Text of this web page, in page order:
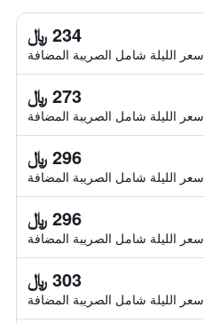
234 ﷼
سعر الليلة شامل الصريبة المضافة
273 ﷼
سعر الليلة شامل الصريبة المضافة
296 ﷼
سعر الليلة شامل الصريبة المضافة
296 ﷼
سعر الليلة شامل الصريبة المضافة
303 ﷼
سعر الليلة شامل الصريبة المضافة